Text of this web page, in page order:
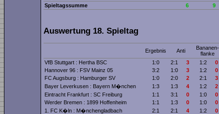
Spieltagssumme
6 9
Auswertung 18. Spieltag
Ergebnis Anti
Bananen­
flanke
VfB Stuttgart : Hertha BSC
1:0 2:1 3 1:2
0
Hannover 96 : FSV Mainz 05
3:2 1:0 3 1:2
0
FC Augsburg : Hamburger SV
1:0 2:0 2 2:1
3
Bayer Leverkusen : Bayern M�nchen
1:3 1:3 4 1:2
2
Eintracht Frankfurt : SC Freiburg
1:1 3:1 0 1:0
0
Werder Bremen : 1899 Hoffenheim
1:1 1:3 0 1:0
0
1. FC K�ln : M�nchengladbach
2:1 2:1 4 1:2
0